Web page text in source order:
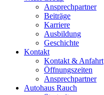
Ansprechpartner
Beiträge
Karriere
Ausbildung
Geschichte
Kontakt
Kontakt & Anfahrt
Öffnungszeiten
Ansprechpartner
Autohaus Rauch